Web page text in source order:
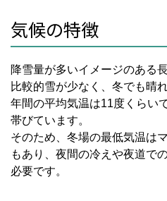
気候の特徴
降雪量が多いイメージのある
比較的雪が少なく、冬でも晴
年間の平均気温は11度くらい
帯びています。
そのため、冬場の最低気温は
もあり、夜間の冷えや夜道で
必要です。